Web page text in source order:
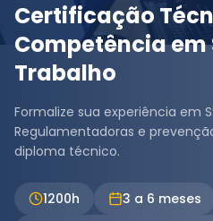
Certificação
Competência
Trabalho
Formalize sua experiência em
Regulamentadoras e
diploma técnico.
1200h
3 a 6 meses